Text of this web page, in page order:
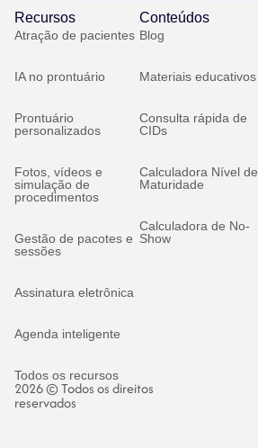
Recursos
Atração de pacientes
IA no prontuário
Prontuário
personalizados
Fotos, vídeos e
simulação de
procedimentos
Gestão de pacotes e
sessões
Assinatura eletrônica
Agenda inteligente
Todos os recursos
Conteúdos
Blog
Materiais educativos
Consulta rápida de
CIDs
Calculadora Nível de
Maturidade
Calculadora de No-
Show
2026 © Todos os direitos
reservados